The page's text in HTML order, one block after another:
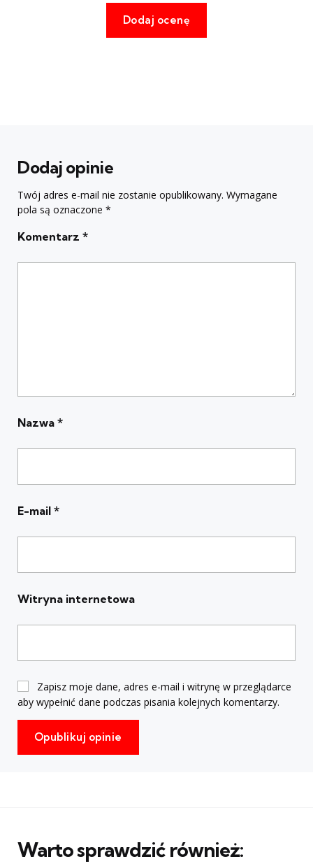
Dodaj opinie
Twój adres e-mail nie zostanie opublikowany. Wymagane
pola są oznaczone *
Komentarz *
Nazwa *
E-mail *
Witryna internetowa
Zapisz moje dane, adres e-mail i witrynę w przeglądarce
aby wypełnić dane podczas pisania kolejnych komentarzy.
Warto sprawdzić również: